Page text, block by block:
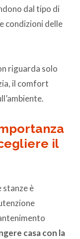
dal tipo di
condizioni delle
riguarda solo
il comfort
il
è
casa con la